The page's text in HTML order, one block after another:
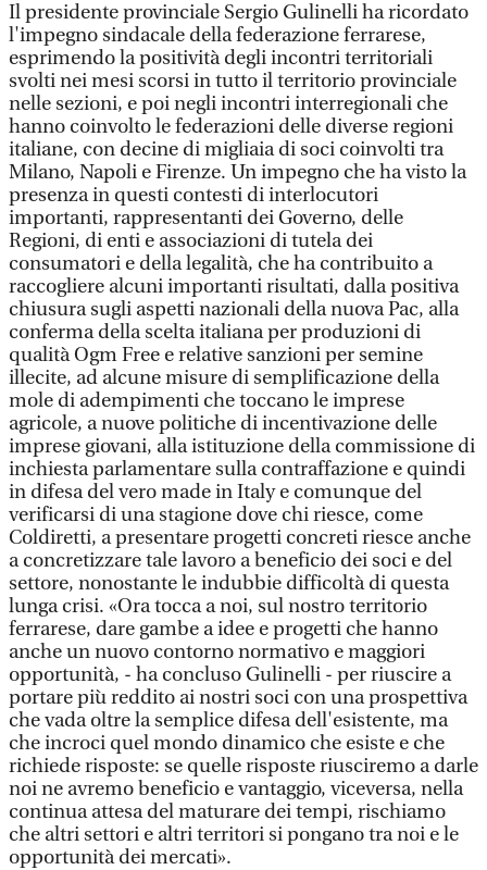
Il presidente provinciale Sergio Gulinelli ha ricordato
l'impegno sindacale della federazione ferrarese,
esprimendo la positività degli incontri territoriali
svolti nei mesi scorsi in tutto il territorio provinciale
nelle sezioni, e poi negli incontri interregionali che
hanno coinvolto le federazioni delle diverse regioni
italiane, con decine di migliaia di soci coinvolti tra
Milano, Napoli e Firenze. Un impegno che ha visto la
presenza in questi contesti di interlocutori
importanti, rappresentanti dei Governo, delle
Regioni, di enti e associazioni di tutela dei
consumatori e della legalità, che ha contribuito a
raccogliere alcuni importanti risultati, dalla positiva
chiusura sugli aspetti nazionali della nuova Pac, alla
conferma della scelta italiana per produzioni di
qualità Ogm Free e relative sanzioni per semine
illecite, ad alcune misure di semplificazione della
mole di adempimenti che toccano le imprese
agricole, a nuove politiche di incentivazione delle
imprese giovani, alla istituzione della commissione di
inchiesta parlamentare sulla contraffazione e quindi
in difesa del vero made in Italy e comunque del
verificarsi di una stagione dove chi riesce, come
Coldiretti, a presentare progetti concreti riesce anche
a concretizzare tale lavoro a beneficio dei soci e del
settore, nonostante le indubbie difficoltà di questa
lunga crisi. «Ora tocca a noi, sul nostro territorio
ferrarese, dare gambe a idee e progetti che hanno
anche un nuovo contorno normativo e maggiori
opportunità, - ha concluso Gulinelli - per riuscire a
portare più reddito ai nostri soci con una prospettiva
che vada oltre la semplice difesa dell'esistente, ma
che incroci quel mondo dinamico che esiste e che
richiede risposte: se quelle risposte riusciremo a darle
noi ne avremo beneficio e vantaggio, viceversa, nella
continua attesa del maturare dei tempi, rischiamo
che altri settori e altri territori si pongano tra noi e le
opportunità dei mercati».